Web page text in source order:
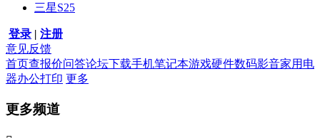
三星S25
登录 | 注册
意见反馈
首页查报价问答论坛下载手机笔记本游戏硬件数码影音家用电
器办公打印 更多
更多频道